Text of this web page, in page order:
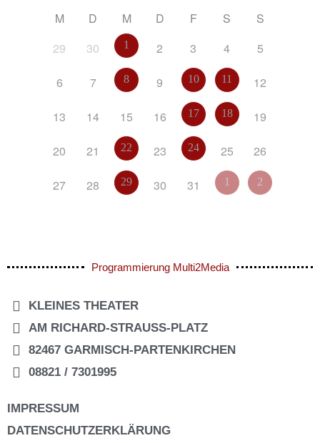
M D M D F S
S
29
30 1 2 3 4 5
6 7 8 9 10 11 12
13 14 15 16 17 18 19
20 21 22 23 24 25 26
27 28 29 30 31 1 2
Programmierung Multi2Media
KLEINES THEATER
AM RICHARD-STRAUSS-PLATZ
82467 GARMISCH-PARTENKIRCHEN
08821 / 7301995
IMPRESSUM
DATENSCHUTZERKLÄRUNG